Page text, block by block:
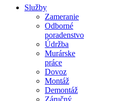
Služby
Zameranie
Odborné
poradenstvo
Údržba
Murárske
práce
Dovoz
Montáž
Demontáž
Záručný